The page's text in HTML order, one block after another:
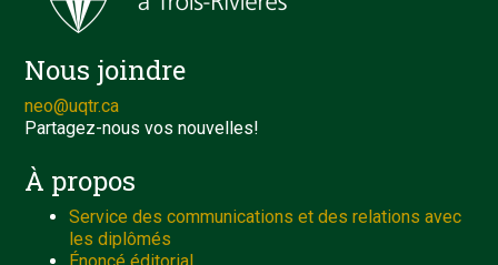
Nous joindre
neo@uqtr.ca
Partagez-nous vos nouvelles!
À propos
Service des communications et des relations avec
les diplômés